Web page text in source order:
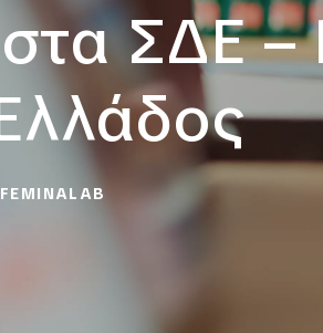
στα ΣΔΕ
FEMINALAB